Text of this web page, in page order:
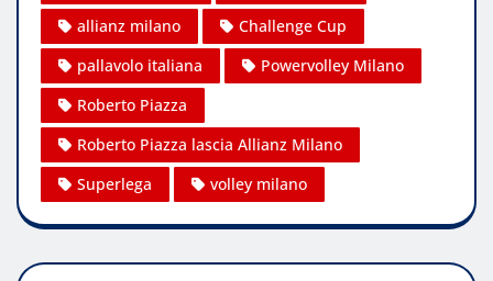
allianz milano
Challenge Cup
pallavolo italiana
Powervolley Milano
Roberto Piazza
Roberto Piazza lascia Allianz Milano
Superlega
volley milano